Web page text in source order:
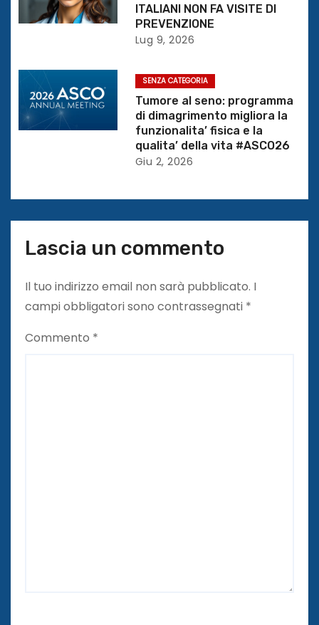
r
i
c
o
i
ITALIANI NON FA VISITE DI
PREVENZIONE
Lug 9, 2026
SENZA CATEGORIA
Tumore al seno: programma
di dimagrimento migliora la
funzionalita’ fisica e la
qualita’ della vita #ASCO26
Giu 2, 2026
Lascia un commento
Il tuo indirizzo email non sarà pubblicato. I
campi obbligatori sono contrassegnati *
Commento *